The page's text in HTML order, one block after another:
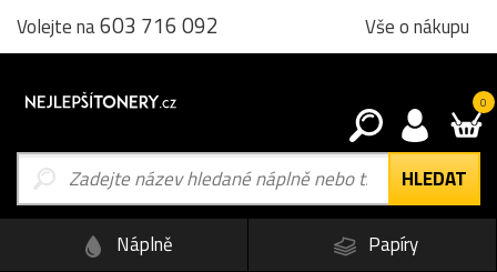
Volejte na603 716 092 Vše o nákupu
0
Náplně
Papíry